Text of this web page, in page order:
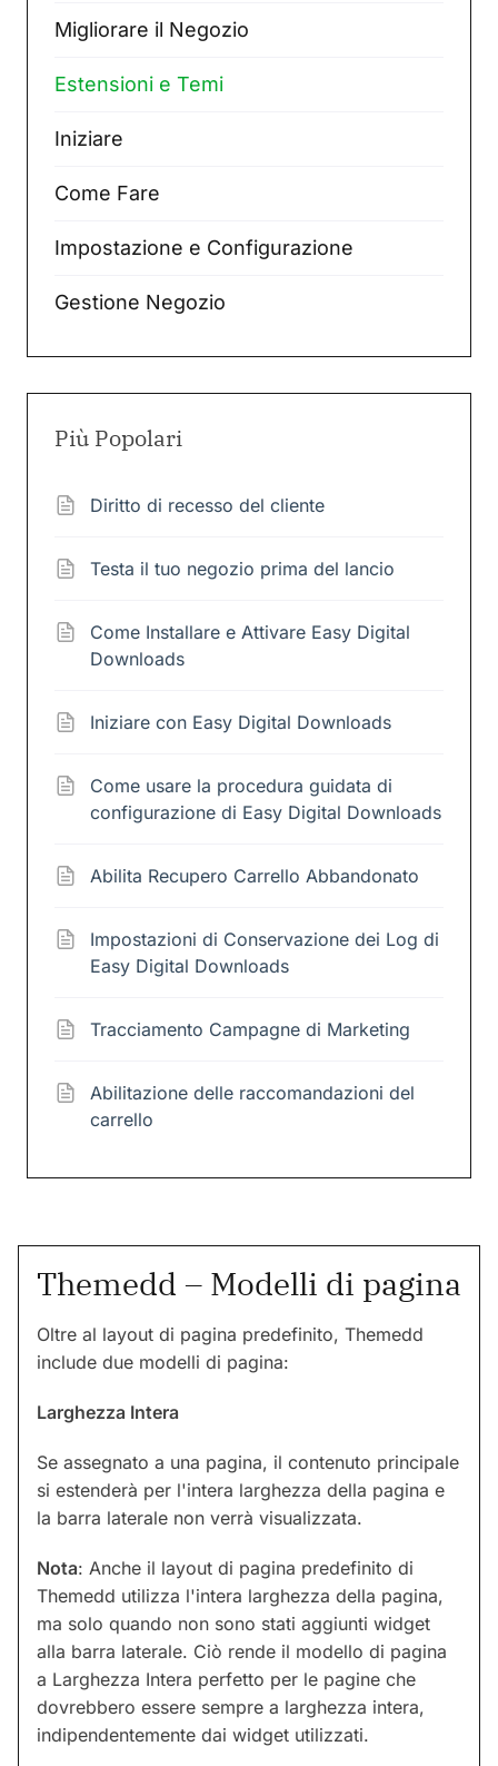
Migliorare il Negozio
Estensioni e Temi
Iniziare
Come Fare
Impostazione e Configurazione
Gestione Negozio
Più Popolari
Diritto di recesso del cliente
Testa il tuo negozio prima del lancio
Come Installare e Attivare Easy Digital
Downloads
Iniziare con Easy Digital Downloads
Come usare la procedura guidata di
configurazione di Easy Digital Downloads
Abilita Recupero Carrello Abbandonato
Impostazioni di Conservazione dei Log di
Easy Digital Downloads
Tracciamento Campagne di Marketing
Abilitazione delle raccomandazioni del
carrello
Themedd – Modelli di pagina
Oltre al layout di pagina predefinito, Themedd
include due modelli di pagina:
Larghezza Intera
Se assegnato a una pagina, il contenuto principale
si estenderà per l'intera larghezza della pagina e
la barra laterale non verrà visualizzata.
Nota: Anche il layout di pagina predefinito di
Themedd utilizza l'intera larghezza della pagina,
ma solo quando non sono stati aggiunti widget
alla barra laterale. Ciò rende il modello di pagina
a Larghezza Intera perfetto per le pagine che
dovrebbero essere sempre a larghezza intera,
indipendentemente dai widget utilizzati.